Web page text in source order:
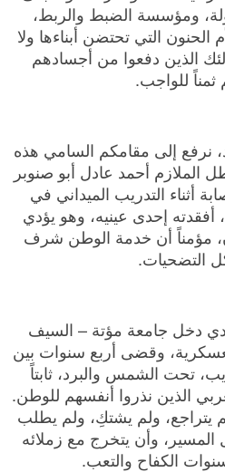
ومؤسسة الضبط والربط،
التي تحتضن أبناءها ولا
الذين دفعوا من أجسادهم
ثمناً للواجب.
نرفع إلى مقامكم السامي هذه
الملازم أحمد عادل أبو صنوبر
أثناء التدريب الميداني في
إحدى عينيه، وهو يؤدي
مؤمناً أن خدمة الوطن شرف
التضحيات.
دخل جامعة مؤتة – السيف
وقضى أربع سنوات بين
تحت الشمس والبرد، ثابتاً
الذين نذروا أنفسهم للوطن.
يتراجع، ولم يشتكِ، ولم يطلب
وأن يتخرج مع زملائه
الكفاح والتعب.